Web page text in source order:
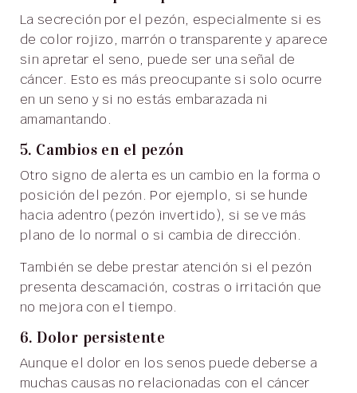
La secreción por el pezón, especialmente si es
de color rojizo, marrón o transparente y aparece
sin apretar el seno, puede ser una señal de
cáncer. Esto es más preocupante si solo ocurre
en un seno y si no estás embarazada ni
amamantando.
5. Cambios en el pezón
Otro signo de alerta es un cambio en la forma o
posición del pezón. Por ejemplo, si se hunde
hacia adentro (pezón invertido), si se ve más
plano de lo normal o si cambia de dirección.
También se debe prestar atención si el pezón
presenta descamación, costras o irritación que
no mejora con el tiempo.
6. Dolor persistente
Aunque el dolor en los senos puede deberse a
muchas causas no relacionadas con el cáncer